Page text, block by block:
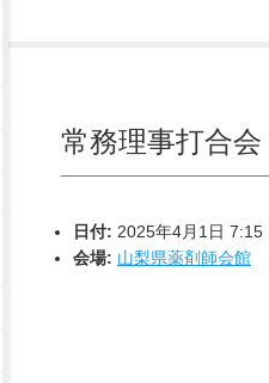
常務理事打合会
日付: 2025年4月1日 7:15
会場: 山梨県薬剤師会館